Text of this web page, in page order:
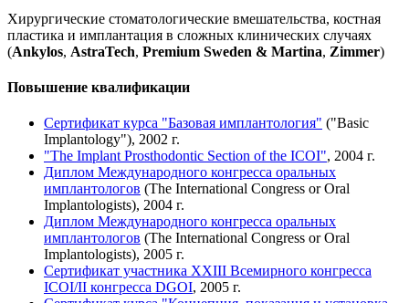
Хирургические стоматологические вмешательства, костная
пластика и имплантация в сложных клинических случаях
(Ankylos, AstraTech, Premium Sweden & Martina, Zimmer)
Повышение квалификации
Сертификат курса "Базовая имплантология" ("Basic
Implantology"), 2002 г.
"The Implant Prosthodontic Section of the ICOI", 2004 г.
Диплом Международного конгресса оральных
имплантологов (The International Congress or Oral
Implantologists), 2004 г.
Диплом Международного конгресса оральных
имплантологов (The International Congress or Oral
Implantologists), 2005 г.
Сертификат участника XXIII Всемирного конгресса
ICOI/II конгресса DGOI, 2005 г.